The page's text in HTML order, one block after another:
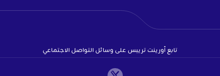
تابع أورينت تريبس على وسائل التواصل الاجتماعي